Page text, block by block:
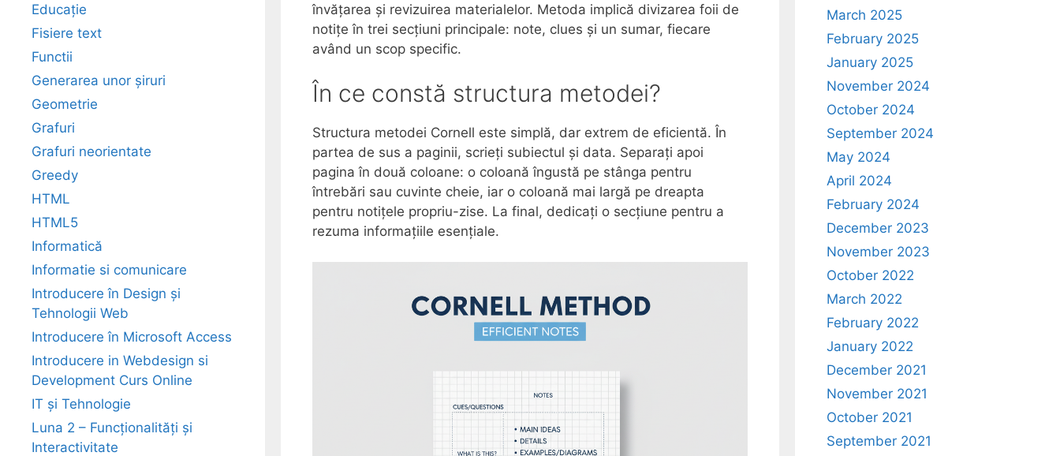
învățarea și revizuirea materialelor. Metoda implică divizarea foii de
notițe în trei secțiuni principale: note, clues și un sumar, fiecare
având un scop specific.
În ce constă structura metodei?
Structura metodei Cornell este simplă, dar extrem de eficientă. În
partea de sus a paginii, scrieți subiectul și data. Separați apoi
pagina în două coloane: o coloană îngustă pe stânga pentru
întrebări sau cuvinte cheie, iar o coloană mai largă pe dreapta
pentru notițele propriu-zise. La final, dedicați o secțiune pentru a
rezuma informațiile esențiale.
Educație
Fisiere text
Functii
Generarea unor șiruri
Geometrie
Grafuri
Grafuri neorientate
Greedy
HTML
HTML5
Informatică
Informatie si comunicare
Introducere în Design și
Tehnologii Web
Introducere în Microsoft Access
Introducere in Webdesign si
Development Curs Online
IT și Tehnologie
Luna 2 – Funcționalități și
Interactivitate
March 2025
February 2025
January 2025
November 2024
October 2024
September 2024
May 2024
April 2024
February 2024
December 2023
November 2023
October 2022
March 2022
February 2022
January 2022
December 2021
November 2021
October 2021
September 2021